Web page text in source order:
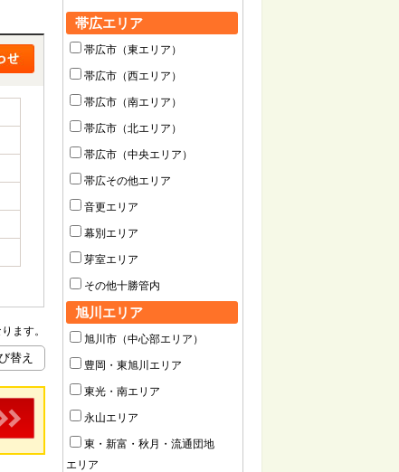
ます。
帯広エリア
帯広市（東エリア）
帯広市（西エリア）
帯広市（南エリア）
帯広市（北エリア）
帯広市（中央エリア）
帯広その他エリア
音更エリア
幕別エリア
芽室エリア
その他十勝管内
旭川エリア
旭川市（中心部エリア）
豊岡・東旭川エリア
東光・南エリア
永山エリア
東・新富・秋月・流通団地
エリア